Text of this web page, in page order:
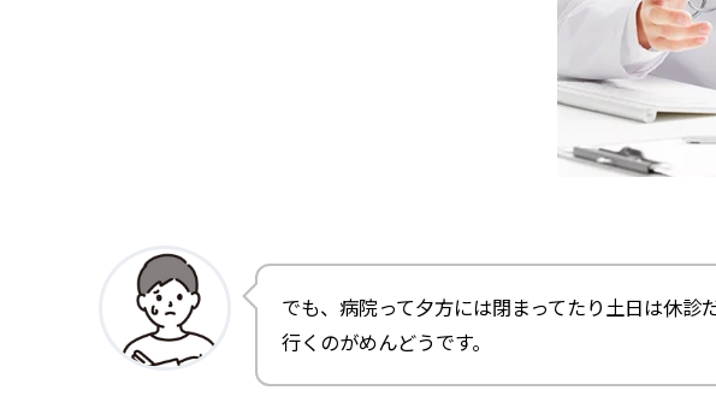
でも、病院って夕方には閉まってたり土日は休
行くのがめんどうです。